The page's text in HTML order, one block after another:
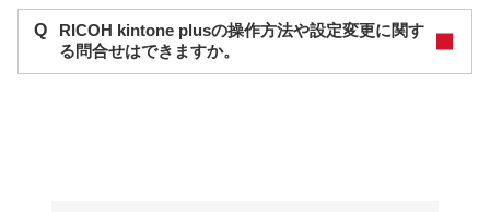
Q
RICOH kintone plusの操作⽅法や設定変更に関す
る問合せはできますか。